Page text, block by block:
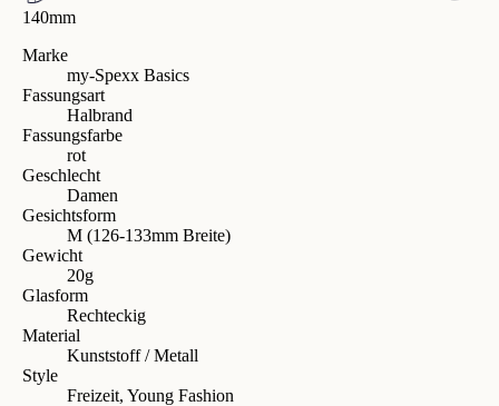
140mm
Marke
my-Spexx Basics
Fassungsart
Halbrand
Fassungsfarbe
rot
Geschlecht
Damen
Gesichtsform
M (126-133mm Breite)
Gewicht
20g
Glasform
Rechteckig
Material
Kunststoff / Metall
Style
Freizeit, Young Fashion